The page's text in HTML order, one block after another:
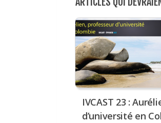
IVCAST 23 :
d’université en